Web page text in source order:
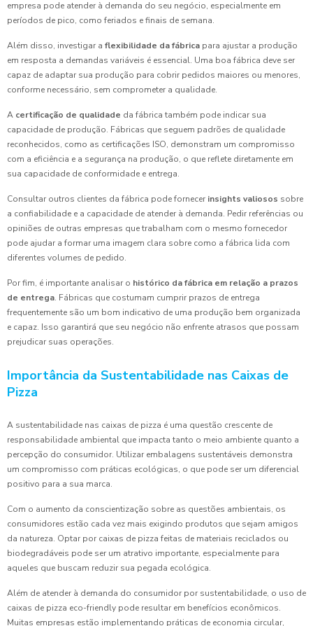
empresa pode atender à demanda do seu negócio, especialmente em
períodos de pico, como feriados e finais de semana.
Além disso, investigar a flexibilidade da fábrica para ajustar a produção
em resposta a demandas variáveis é essencial. Uma boa fábrica deve ser
capaz de adaptar sua produção para cobrir pedidos maiores ou menores,
conforme necessário, sem comprometer a qualidade.
A certificação de qualidade da fábrica também pode indicar sua
capacidade de produção. Fábricas que seguem padrões de qualidade
reconhecidos, como as certificações ISO, demonstram um compromisso
com a eficiência e a segurança na produção, o que reflete diretamente em
sua capacidade de conformidade e entrega.
Consultar outros clientes da fábrica pode fornecer insights valiosos sobre
a confiabilidade e a capacidade de atender à demanda. Pedir referências ou
opiniões de outras empresas que trabalham com o mesmo fornecedor
pode ajudar a formar uma imagem clara sobre como a fábrica lida com
diferentes volumes de pedido.
Por fim, é importante analisar o histórico da fábrica em relação a prazos
de entrega. Fábricas que costumam cumprir prazos de entrega
frequentemente são um bom indicativo de uma produção bem organizada
e capaz. Isso garantirá que seu negócio não enfrente atrasos que possam
prejudicar suas operações.
Importância da Sustentabilidade nas Caixas de
Pizza
A sustentabilidade nas caixas de pizza é uma questão crescente de
responsabilidade ambiental que impacta tanto o meio ambiente quanto a
percepção do consumidor. Utilizar embalagens sustentáveis demonstra
um compromisso com práticas ecológicas, o que pode ser um diferencial
positivo para a sua marca.
Com o aumento da conscientização sobre as questões ambientais, os
consumidores estão cada vez mais exigindo produtos que sejam amigos
da natureza. Optar por caixas de pizza feitas de materiais reciclados ou
biodegradáveis pode ser um atrativo importante, especialmente para
aqueles que buscam reduzir sua pegada ecológica.
Além de atender à demanda do consumidor por sustentabilidade, o uso de
caixas de pizza eco-friendly pode resultar em benefícios econômicos.
Muitas empresas estão implementando práticas de economia circular,